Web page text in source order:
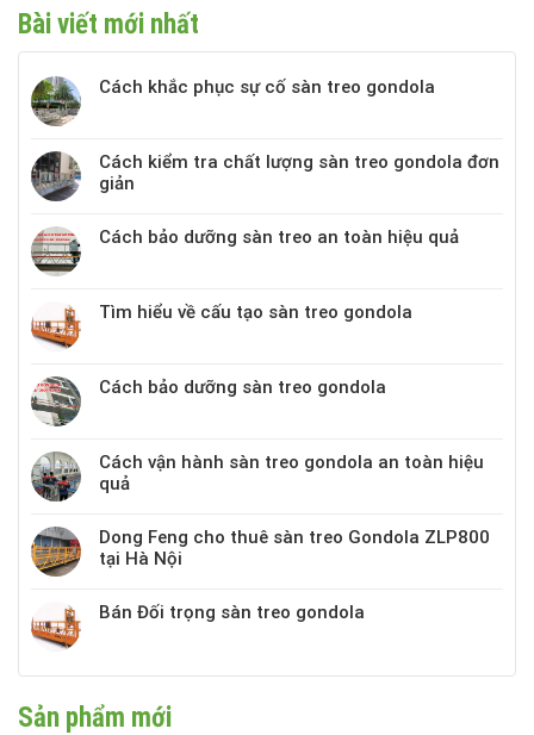
Bài viết mới nhất
Cách khắc phục sự cố sàn treo gondola
Cách kiểm tra chất lượng sàn treo gondola đơn
giản
Cách bảo dưỡng sàn treo an toàn hiệu quả
Tìm hiểu về cấu tạo sàn treo gondola
Cách bảo dưỡng sàn treo gondola
Cách vận hành sàn treo gondola an toàn hiệu
quả
Dong Feng cho thuê sàn treo Gondola ZLP800
tại Hà Nội
Bán Đối trọng sàn treo gondola
Sản phẩm mới